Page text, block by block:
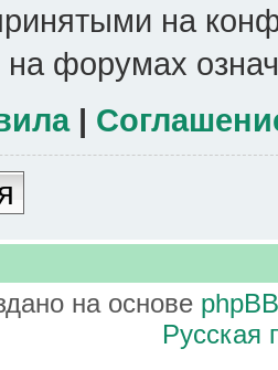
на
на форумах
|
на основе phpBB
Русская